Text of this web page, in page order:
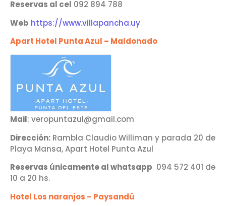
Reservas al cel 092 894 788
Web https://www.villapancha.uy
Apart Hotel Punta Azul – Maldonado
Mail: veropuntazul@gmail.com
Dirección: Rambla Claudio Williman y parada 20 de
Playa Mansa, Apart Hotel Punta Azul
Reservas únicamente al whatsapp 094 572 401 de
10 a 20 hs.
Hotel Los naranjos – Paysandú